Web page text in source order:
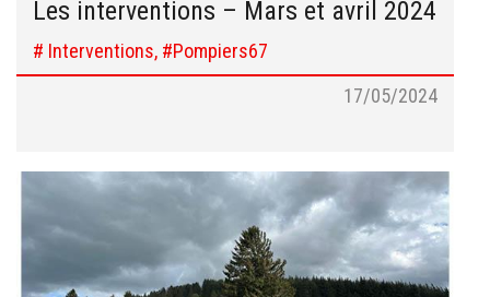
Les interventions – Mars et avril 2024
# Interventions, #Pompiers67
17/05/2024